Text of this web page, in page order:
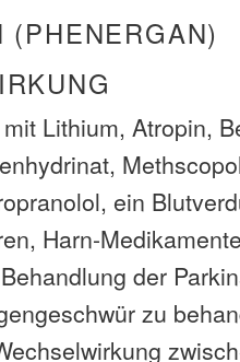
(PHENERGAN)
Lithium, Atropin,
ein
Harn-
der
zu